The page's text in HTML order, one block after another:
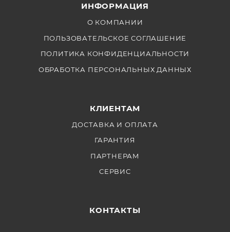
ИНФОРМАЦИЯ
О КОМПАНИИ
ПОЛЬЗОВАТЕЛЬСКОЕ СОГЛАШЕНИЕ
ПОЛИТИКА КОНФИДЕНЦИАЛЬНОСТИ
ОБРАБОТКА ПЕРСОНАЛЬНЫХ ДАННЫХ
КЛИЕНТАМ
ДОСТАВКА И ОПЛАТА
ГАРАНТИЯ
ПАРТНЕРАМ
СЕРВИС
КОНТАКТЫ